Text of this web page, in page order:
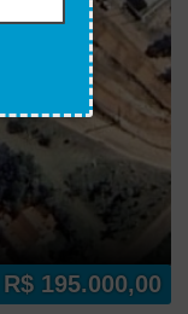
R$ 195.000,00